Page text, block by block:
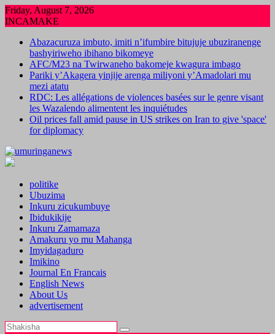
Skip
to
Friday, August 7, 2026
INCAMAKE
Abazacuruza imbuto, imiti n’ifumbire bitujuje ubuziranenge
bashyiriweho ibihano bikomeye
AFC/M23 na Twirwaneho bakomeje kwagura imbago
Pariki y’Akagera yinjije arenga miliyoni y’Amadolari mu
mezi atatu
RDC: Les allégations de violences basées sur le genre visant
les Wazalendo alimentent les inquiétudes
Oil prices fall amid pause in US strikes on Iran to give 'space'
for diplomacy
politike
Ubuzima
Inkuru zicukumbuye
Ibidukikije
Inkuru Zamamaza
Amakuru yo mu Mahanga
Imyidagaduro
Imikino
Journal En Francais
English News
About Us
advertisement